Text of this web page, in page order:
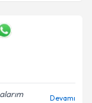
Devamı